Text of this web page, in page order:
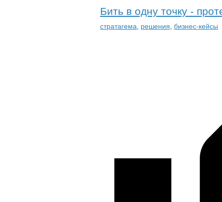
Бить в одну точку -
стратагема, решения, бизнес-кейсы